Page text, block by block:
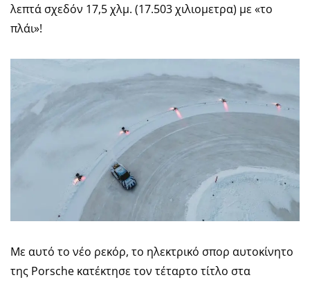
λεπτά σχεδόν 17,5 χλμ. (17.503 χιλιομετρα) με «το
πλάι»!
Με αυτό το νέο ρεκόρ, το ηλεκτρικό σπορ αυτοκίνητο
της Porsche κατέκτησε τον τέταρτο τίτλο στα